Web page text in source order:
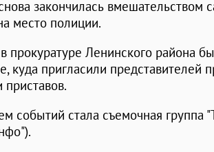
закончилась вмешательством
место полиции.
прокуратуре Ленинского района
куда пригласили представителей
событий стала съемочная группа